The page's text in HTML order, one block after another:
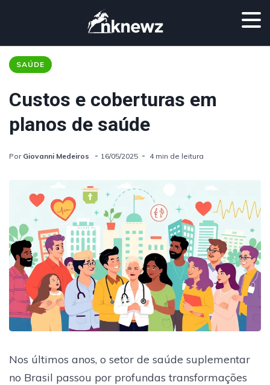
SAÚDE
Custos e coberturas em
planos de saúde
Por Giovanni Medeiros 16/05/2025 4 min de leitura
Nos últimos anos, o setor de saúde suplementar
no Brasil passou por profundas transformações